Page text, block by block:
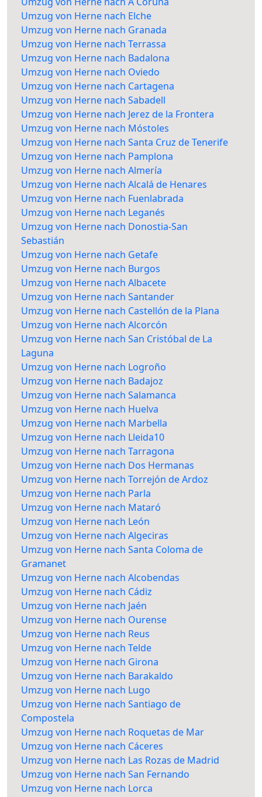
Umzug von Herne nach Elche
Umzug von Herne nach Granada
Umzug von Herne nach Terrassa
Umzug von Herne nach Badalona
Umzug von Herne nach Oviedo
Umzug von Herne nach Cartagena
Umzug von Herne nach Sabadell
Umzug von Herne nach Jerez de la Frontera
Umzug von Herne nach Móstoles
Umzug von Herne nach Santa Cruz de Tenerife
Umzug von Herne nach Pamplona
Umzug von Herne nach Almería
Umzug von Herne nach Alcalá de Henares
Umzug von Herne nach Fuenlabrada
Umzug von Herne nach Leganés
Umzug von Herne nach Donostia-San
Sebastián
Umzug von Herne nach Getafe
Umzug von Herne nach Burgos
Umzug von Herne nach Albacete
Umzug von Herne nach Santander
Umzug von Herne nach Castellón de la Plana
Umzug von Herne nach Alcorcón
Umzug von Herne nach San Cristóbal de La
Laguna
Umzug von Herne nach Logroño
Umzug von Herne nach Badajoz
Umzug von Herne nach Salamanca
Umzug von Herne nach Huelva
Umzug von Herne nach Marbella
Umzug von Herne nach Lleida10
Umzug von Herne nach Tarragona
Umzug von Herne nach Dos Hermanas
Umzug von Herne nach Torrejón de Ardoz
Umzug von Herne nach Parla
Umzug von Herne nach Mataró
Umzug von Herne nach León
Umzug von Herne nach Algeciras
Umzug von Herne nach Santa Coloma de
Gramanet
Umzug von Herne nach Alcobendas
Umzug von Herne nach Cádiz
Umzug von Herne nach Jaén
Umzug von Herne nach Ourense
Umzug von Herne nach Reus
Umzug von Herne nach Telde
Umzug von Herne nach Girona
Umzug von Herne nach Barakaldo
Umzug von Herne nach Lugo
Umzug von Herne nach Santiago de
Compostela
Umzug von Herne nach Roquetas de Mar
Umzug von Herne nach Cáceres
Umzug von Herne nach Las Rozas de Madrid
Umzug von Herne nach San Fernando
Umzug von Herne nach Lorca